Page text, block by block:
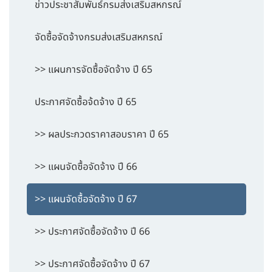
ข่าวประชาสัมพันธ์กรมส่งเสริมสหกรณ์
จัดซื้อจัดจ้างกรมส่งเสริมสหกรณ์
>> แผนการจัดซื้อจัดจ้าง ปี 65
ประกาศจัดซื้อจ้ดจ้าง ปี 65
>> ผลประกวดราคาสอบราคา ปี 65
>> แผนจัดซื้อจัดจ้าง ปี 66
>> แผนจัดซื้อจัดจ้าง ปี 67
>> ประกาศจัดซื้อจัดจ้าง ปี 66
>> ประกาศจัดซื้อจัดจ้าง ปี 67